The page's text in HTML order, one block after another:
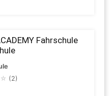
Fahrschule
☆ (2)